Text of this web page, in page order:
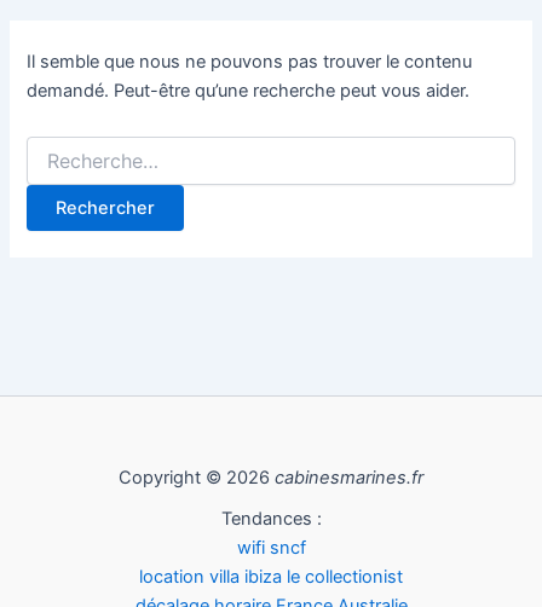
Il semble que nous ne pouvons pas trouver le contenu
demandé. Peut-être qu’une recherche peut vous aider.
Copyright © 2026 cabinesmarines.fr
Tendances :
wifi sncf
location villa ibiza le collectionist